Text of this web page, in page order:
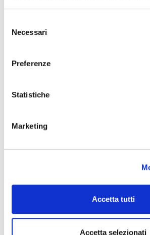
delNecessari
Preferenze
Statistiche
Marketing
Accetta tutti
Accetta selezionati